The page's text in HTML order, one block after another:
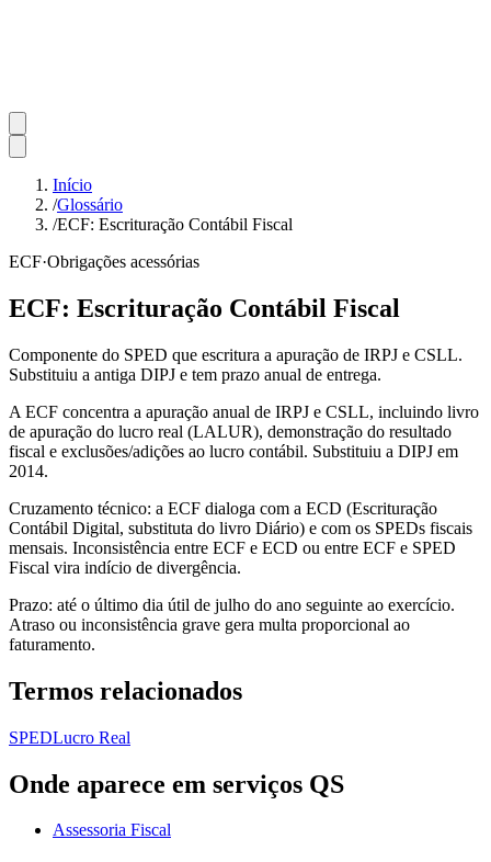
Início
/Glossário
/ECF: Escrituração Contábil Fiscal
ECF·Obrigações acessórias
ECF: Escrituração Contábil Fiscal
Componente do SPED que escritura a apuração de IRPJ e CSLL.
Substituiu a antiga DIPJ e tem prazo anual de entrega.
A ECF concentra a apuração anual de IRPJ e CSLL, incluindo livro
de apuração do lucro real (LALUR), demonstração do resultado
fiscal e exclusões/adições ao lucro contábil. Substituiu a DIPJ em
2014.
Cruzamento técnico: a ECF dialoga com a ECD (Escrituração
Contábil Digital, substituta do livro Diário) e com os SPEDs fiscais
mensais. Inconsistência entre ECF e ECD ou entre ECF e SPED
Fiscal vira indício de divergência.
Prazo: até o último dia útil de julho do ano seguinte ao exercício.
Atraso ou inconsistência grave gera multa proporcional ao
faturamento.
Termos relacionados
SPEDLucro Real
Onde aparece em serviços QS
Assessoria Fiscal